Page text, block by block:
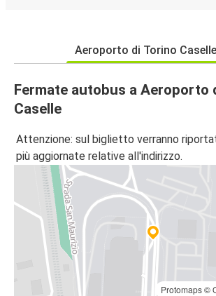
Aeroporto di Torino Caselle
Fermate autobus a Aeroporto
Caselle
Attenzione: sul biglietto verranno
più aggiornate relative all'indirizzo.
Protomaps©